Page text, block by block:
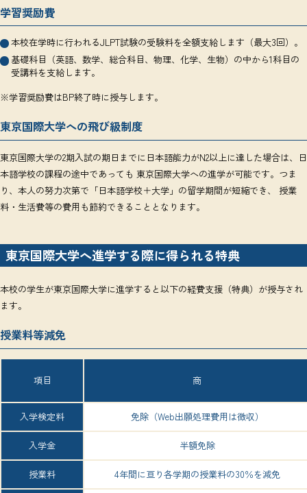
学習奨励費
本校在学時に行われるJLPT試験の受験料を全額支給します（最大3回）。
基礎科目（英語、数学、総合科目、物理、化学、生物）の中から1科目の
受講料を支給します。
※学習奨励費はBP終了時に授与します。
東京国際大学への飛び級制度
東京国際大学の2期入試の期日までに日本語能力がN2以上に達した場合は、日
本語学校の課程の途中であっても 東京国際大学への進学が可能です。つま
り、本人の努力次第で「日本語学校＋大学」の留学期間が短縮でき、 授業
料・生活費等の費用も節約できることとなります。
東京国際大学へ進学する際に得られる特典
本校の学生が東京国際大学に進学すると以下の経費支援（特典）が授与され
ます。
授業料等減免
項目 商
入学検定料 免除（Web出願処理費用は徴収）
入学金 半額免除
授業料 4年間に亘り各学期の授業料の30％を減免